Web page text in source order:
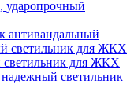
ударопрочный
антивандальный
светильник для ЖКХ
для ЖКХ
светильник